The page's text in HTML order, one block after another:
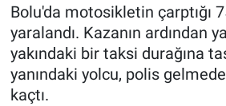
Bolu'da motosikletin çarptığı
yaralandı. Kazanın ardından
yakındaki bir taksi durağına
yanındaki yolcu, polis
kaçtı.
Tüm Manşetler
Son Dakika Haberleri